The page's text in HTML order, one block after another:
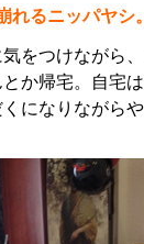
れるニッパヤシ。
気をつけながら
か帰宅。自宅
になりながら